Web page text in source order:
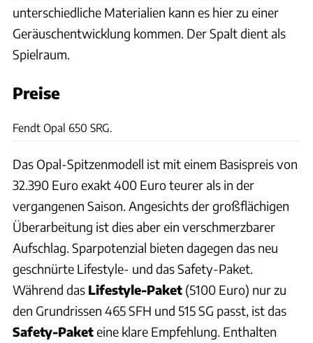
unterschiedliche Materialien kann es hier zu einer
Geräuschentwicklung kommen. Der Spalt dient als
Spielraum.
Preise
Fendt Opal 650 SRG.
Das Opal-Spitzenmodell ist mit einem Basispreis von
32.390 Euro exakt 400 Euro teurer als in der
vergangenen Saison. Angesichts der großflächigen
Überarbeitung ist dies aber ein verschmerzbarer
Aufschlag. Sparpotenzial bieten dagegen das neu
geschnürte Lifestyle- und das Safety-Paket.
Während das Lifestyle-Paket (5100 Euro) nur zu
den Grundrissen 465 SFH und 515 SG passt, ist das
Safety-Paketeine klare Empfehlung. Enthalten